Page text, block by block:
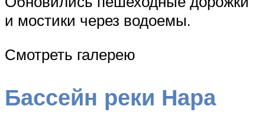
и мостики через водоемы.
Смотреть галерею
Бассейн реки Нара